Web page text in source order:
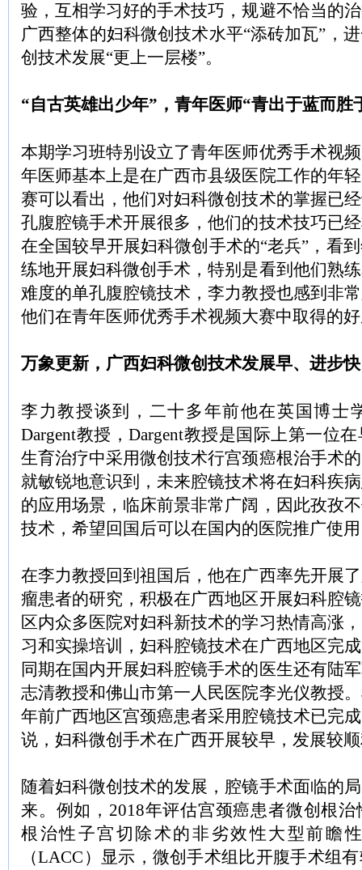
验，互相学习好的手术技巧，规避不恰当的
广西整体的妇科微创技术水平“添砖加瓦”，
创技术发展“更上一层楼”。
“自古英雄出少年”，青年医师“青出于蓝而胜
本期学习班特别设立了青年医师优秀手术视
年医师基本上是在广西市县级医院工作的年
赛可以看出，他们对妇科微创技术的掌握已
孔腹腔镜手术开展很多，他们的技术技巧已
在全国较早开展妇科微创手术的“老兵”，看
练地开展妇科微创手术，特别是看到他们熟
难度的单孔腹腔镜技术，李力教授也感到非
他们在青年医师优秀手术视频大赛中取得的
万象更新，广西妇科微创技术发展早、进步快
李力教授谈到，二十多年前他在英国博士
Dargent教授，Dargent教授是国际上第一位
生育治疗中采用微创技术行宫颈癌根治手术
就敏锐地意识到，未来腔镜技术将在妇科疾
的应用场景，临床前景非常广阔，因此孜孜
技术，希望回国后可以在国内的医院推广使
在李力教授回到祖国后，他在广西率先开展
瘤患者的研究，积极在广西地区开展妇科腔
区内众多医院对妇科新技术的学习热情高涨
习和实操培训，妇科腔镜技术在广西地区完
同期在国内开展妇科腔镜手术的医生还有陆
志清教授和佛山市第一人民医院李光仪教授
年前广西地区宫颈癌患者采用腔镜技术已完
说，妇科微创手术在广西开展较早，发展较
随着妇科微创技术的发展，腔镜手术面临的
来。例如，2018年评估宫颈癌患者微创根
根治性子宫切除术的非劣效性大型前瞻
（LACC）显示，微创手术组比开腹手术组